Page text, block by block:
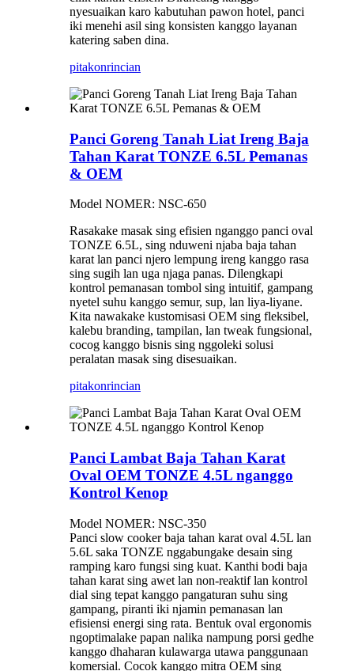
nyesuaikan karo kabutuhan pawon hotel, panci
iki menehi asil sing konsisten kanggo layanan
katering saben dina.
pitakonrincian
Panci Goreng Tanah Liat Ireng Baja
Tahan Karat TONZE 6.5L Pemanas
& OEM
Model NOMER: NSC-650
Rasakake masak sing efisien nganggo panci oval
TONZE 6.5L, sing nduweni njaba baja tahan
karat lan panci njero lempung ireng kanggo rasa
sing sugih lan uga njaga panas. Dilengkapi
kontrol pemanasan tombol sing intuitif, gampang
nyetel suhu kanggo semur, sup, lan liya-liyane.
Kita nawakake kustomisasi OEM sing fleksibel,
kalebu branding, tampilan, lan tweak fungsional,
cocog kanggo bisnis sing nggoleki solusi
peralatan masak sing disesuaikan.
pitakonrincian
Panci Lambat Baja Tahan Karat
Oval OEM TONZE 4.5L nganggo
Kontrol Kenop
Model NOMER: NSC-350
Panci slow cooker baja tahan karat oval 4.5L lan
5.6L saka TONZE nggabungake desain sing
ramping karo fungsi sing kuat. Kanthi bodi baja
tahan karat sing awet lan non-reaktif lan kontrol
dial sing tepat kanggo pangaturan suhu sing
gampang, piranti iki njamin pemanasan lan
efisiensi energi sing rata. Bentuk oval ergonomis
ngoptimalake papan nalika nampung porsi gedhe
kanggo dhaharan kulawarga utawa panggunaan
komersial. Cocok kanggo mitra OEM sing